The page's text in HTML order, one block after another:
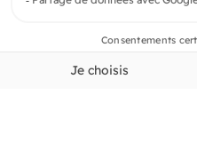
Inscrivez-vous et soyez au courant